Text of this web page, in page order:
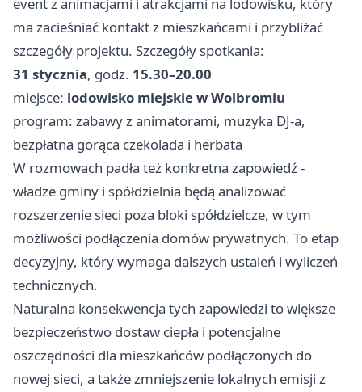
ma zacieśniać kontakt z mieszkańcami i przybliżać
szczegóły projektu. Szczegóły spotkania:
31 stycznia, godz. 15.30–20.00
miejsce: lodowisko miejskie w Wolbromiu
program: zabawy z animatorami, muzyka DJ-a,
bezpłatna gorąca czekolada i herbata
W rozmowach padła też konkretna zapowiedź -
władze gminy i spółdzielnia będą analizować
rozszerzenie sieci poza bloki spółdzielcze, w tym
możliwości podłączenia domów prywatnych. To etap
decyzyjny, który wymaga dalszych ustaleń i wyliczeń
technicznych.
Naturalna konsekwencja tych zapowiedzi to większe
bezpieczeństwo dostaw ciepła i potencjalne
oszczędności dla mieszkańców podłączonych do
nowej sieci, a także zmniejszenie lokalnych emisji z